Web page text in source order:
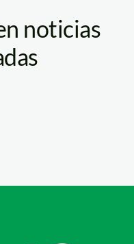
noticias